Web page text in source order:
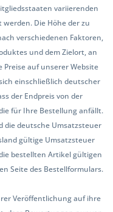
variierenden
Die Höhe der zu
verschiedenen Faktoren,
und dem Zielort, an
Preise auf unserer Website
einschließlich deutscher
der Endpreis von der
für Ihre Bestellung anfällt.
die deutsche Umsatzsteuer
gültige Umsatzsteuer
bestellten Artikel gültigen
Seite des Bestellformulars.
Veröffentlichung auf ihre